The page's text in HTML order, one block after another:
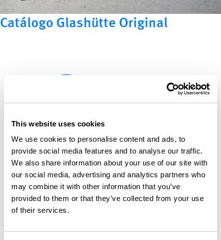
This website uses cookies
We use cookies to personalise content and ads, to
provide social media features and to analyse our traffic.
We also share information about your use of our site with
our social media, advertising and analytics partners who
may combine it with other information that you’ve
provided to them or that they’ve collected from your use
of their services.
Catálogo Glashütte Original